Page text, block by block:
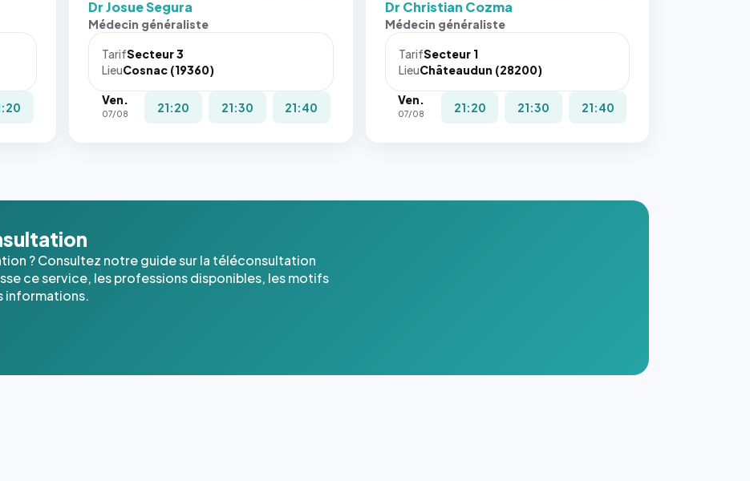
Sans ces
navigateur
pas la
place, et
cas. #}
Dr Josue Segura
Médecin généraliste
TarifSecteur 3
LieuCosnac (19360)
Ven.
07/08 21:20 21:30 21:40
Sans ces
navigateur
pas la
place, et
Dr Christian Cozma
Médecin généraliste
TarifSecteur 1
LieuChâteaudun (28200)
Ven.
07/08 21:20 21:30 21:40
? Consultez notre guide sur la téléconsultation
ce service, les professions disponibles, les motifs
informations.